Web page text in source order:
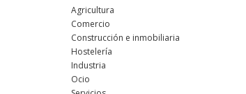
Agricultura
Comercio
Construcción e inmobiliaria
Hostelería
Industria
Ocio